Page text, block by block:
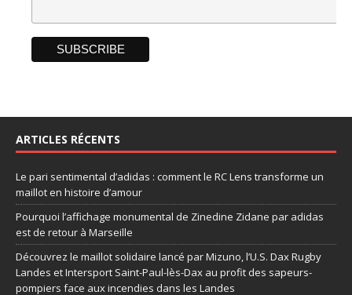
ARTICLES RÉCENTS
Le pari sentimental d’adidas : comment le RC Lens transforme un
maillot en histoire d’amour
Pourquoi l’affichage monumental de Zinedine Zidane par adidas
est de retour à Marseille
Découvrez le maillot solidaire lancé par Mizuno, l’U.S. Dax Rugby
Landes et Intersport Saint-Paul-lès-Dax au profit des sapeurs-
pompiers face aux incendies dans les Landes